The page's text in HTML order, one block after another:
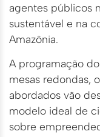
agentes públicos
sustentável e na
Amazônia.
A programação
mesas redondas,
abordados vão
modelo ideal de
sobre